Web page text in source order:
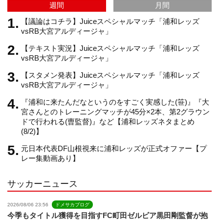
m h
a
n
週間
月間
【議論はコチラ】Juiceスペシャルマッチ「浦和レッズ
vsRB大宮アルディージャ」
【テキスト実況】Juiceスペシャルマッチ「浦和レッズ
vsRB大宮アルディージャ」
【スタメン発表】Juiceスペシャルマッチ「浦和レッズ
vsRB大宮アルディージャ」
『浦和に来たんだなというのをすごく実感した(笹)』『大
宮さんとのトレーニングマッチが45分×2本、第2グラウン
ドで行われる(曺監督)』など【浦和レッズネタまとめ
(8/2)】
元日本代表DF山根視来に浦和レッズが正式オファー【プ
レー集動画あり】
サッカーニュース
2026/08/06 23:56 ドメサカブログ
今季もタイトル獲得を目指すFC町田ゼルビア黒田剛監督が抱